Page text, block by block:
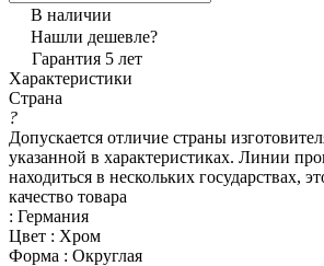
В наличии
Нашли дешевле?
Гарантия 5 лет
Характеристики
Страна
?
Допускается отличие страны
указанной в характеристиках. Линии
находиться в нескольких государствах,
качество товара
: Германия
Цвет : Хром
Форма : Округлая